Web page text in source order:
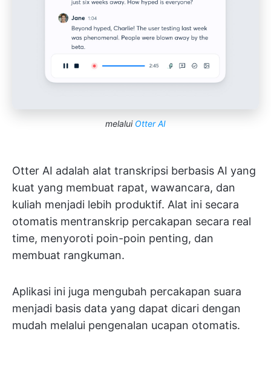
melalui Otter AI
Otter AI adalah alat transkripsi berbasis AI yang
kuat yang membuat rapat, wawancara, dan
kuliah menjadi lebih produktif. Alat ini secara
otomatis mentranskrip percakapan secara real
time, menyoroti poin-poin penting, dan
membuat rangkuman.
Aplikasi ini juga mengubah percakapan suara
menjadi basis data yang dapat dicari dengan
mudah melalui pengenalan ucapan otomatis.